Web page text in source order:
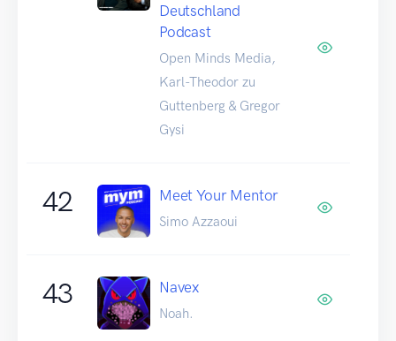
Deutschland
Podcast
Open Minds Media,
Karl-Theodor zu
Guttenberg & Gregor
Gysi
42 Meet Your Mentor
Simo Azzaoui
43 Navex
Noah.